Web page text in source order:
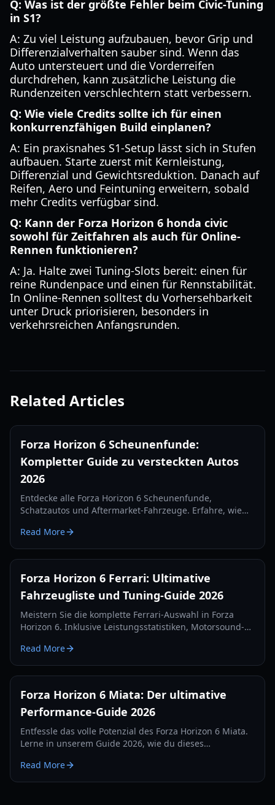
Q: Was ist der größte Fehler beim Civic-Tuning
in S1?
A: Zu viel Leistung aufzubauen, bevor Grip und
Differenzialverhalten sauber sind. Wenn das
Auto untersteuert und die Vorderreifen
durchdrehen, kann zusätzliche Leistung die
Rundenzeiten verschlechtern statt verbessern.
Q: Wie viele Credits sollte ich für einen
konkurrenzfähigen Build einplanen?
A: Ein praxisnahes S1-Setup lässt sich in Stufen
aufbauen. Starte zuerst mit Kernleistung,
Differenzial und Gewichtsreduktion. Danach auf
Reifen, Aero und Feintuning erweitern, sobald
mehr Credits verfügbar sind.
Q: Kann der Forza Horizon 6 honda civic
sowohl für Zeitfahren als auch für Online-
Rennen funktionieren?
A: Ja. Halte zwei Tuning-Slots bereit: einen für
reine Rundenpace und einen für Rennstabilität.
In Online-Rennen solltest du Vorhersehbarkeit
unter Druck priorisieren, besonders in
verkehrsreichen Anfangsrunden.
Related Articles
Forza Horizon 6 Scheunenfunde:
Kompletter Guide zu versteckten Autos
2026
Entdecke alle Forza Horizon 6 Scheunenfunde,
Schatzautos und Aftermarket-Fahrzeuge. Erfahre, wie
restaurierst und anpasst.
Read More
Forza Horizon 6 Ferrari: Ultimative
Fahrzeugliste und Tuning-Guide 2026
Meistern Sie die komplette Ferrari-Auswahl in Forza
Horizon 6. Inklusive Leistungsstatistiken, Motorsound-
Read More
Forza Horizon 6 Miata: Der ultimative
Performance-Guide 2026
Entfessle das volle Potenzial des Forza Horizon 6 Miata.
Lerne in unserem Guide 2026, wie du dieses
Drift tunst.
Read More